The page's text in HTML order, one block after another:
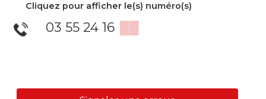
Cliquez pour afficher le(s) numéro(s)
03 55 24 16 ▒▒